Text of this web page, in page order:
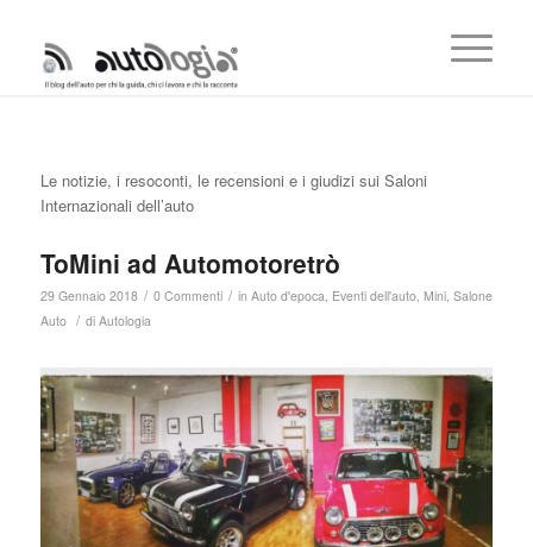
Le notizie, i resoconti, le recensioni e i giudizi sui Saloni
Internazionali dell’auto
ToMini ad Automotoretrò
29 Gennaio 2018 / 0 Commenti / in Auto d'epoca, Eventi dell'auto, Mini, Salone
Auto / di Autologia